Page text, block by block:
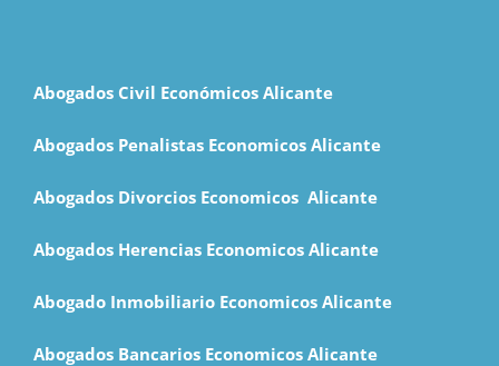
Abogados Civil Económicos Alicante
Abogados Penalistas Economicos Alicante
Abogados Divorcios Economicos Alicante
Abogados Herencias Economicos Alicante
Abogado Inmobiliario Economicos Alicante
Abogados Bancarios Economicos Alicante